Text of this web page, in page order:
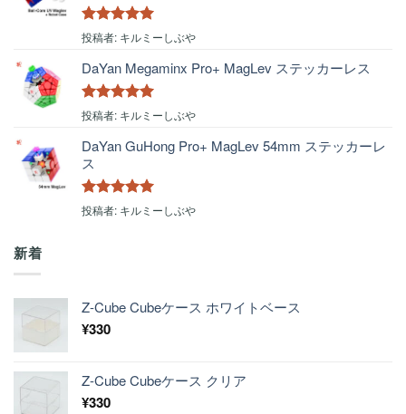
5段階中 5 の
投稿者: キルミーしぶや
DaYan Megaminx Pro+ MagLev ステッカーレス
5段階中 5 の
投稿者: キルミーしぶや
DaYan GuHong Pro+ MagLev 54mm ステッカーレ
ス
5段階中 5 の
投稿者: キルミーしぶや
新着
Z-Cube Cubeケース ホワイトベース
¥330
Z-Cube Cubeケース クリア
¥330